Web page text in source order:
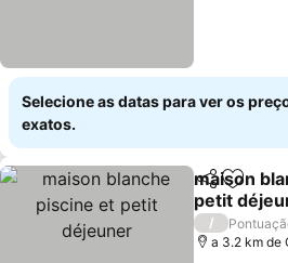
Selecione as datas para ver os
exatos.
Partilhar
maison
petit
/
a 3.2 km de